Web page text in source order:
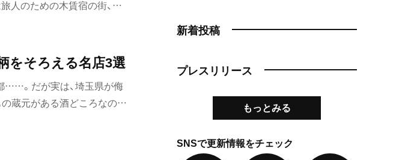
人のための木賃宿の街、戦
戦前からの歴史を誇る老舗
をそろえる名店3選
……。だが実は、埼玉県が侮
蔵元がある酒どころなの
当たりのいい荒川水系か利
新着投稿
プレスリリース
もっとみる
SNSで更新情報をチェック